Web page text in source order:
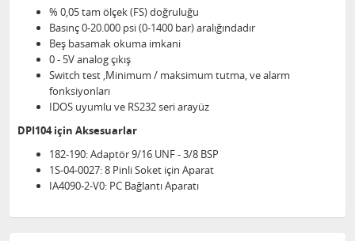
% 0,05 tam ölçek (FS) doğruluğu
Basınç 0-20.000 psi (0-1400 bar) aralığındadır
Beş basamak okuma imkani
0 - 5V analog çıkış
Switch test ,Minimum / maksimum tutma, ve alarm
fonksiyonları
IDOS uyumlu ve RS232 seri arayüz
DPI104 için Aksesuarlar
182-190​: Adaptör 9/16 UNF - 3/8 BSP
1S-04-0027: 8 Pinli Soket için Aparat
IA4090-2-V0: PC Bağlantı Aparatı